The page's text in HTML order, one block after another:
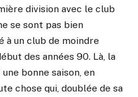
division avec le club
se sont pas bien
à un club de moindre
des années 90. Là, la
bonne saison, en
chose qui, doublée de sa